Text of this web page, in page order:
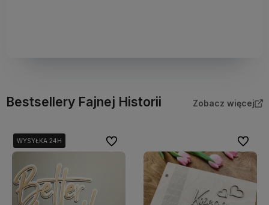
Bestsellery Fajnej Historii Zobacz więcej
WYSYŁKA 24H
WYSYŁKA 24H Do ulubionych Do